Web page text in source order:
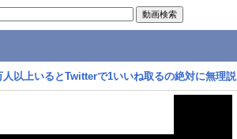
人以上いるとTwitterで1いいね取るの絶対に無理説